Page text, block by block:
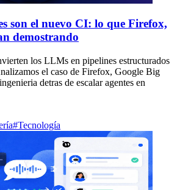
son el nuevo CI: lo que Firefox,
demostrando
los LLMs en pipelines estructurados
el caso de Firefox, Google Big
detras de escalar agentes en
#Tecnología